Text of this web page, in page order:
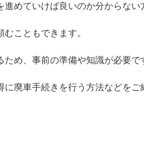
めていけば良いのか分からない
こともできます。
め、事前の準備や知識が必要で
廃車手続きを行う方法などをご